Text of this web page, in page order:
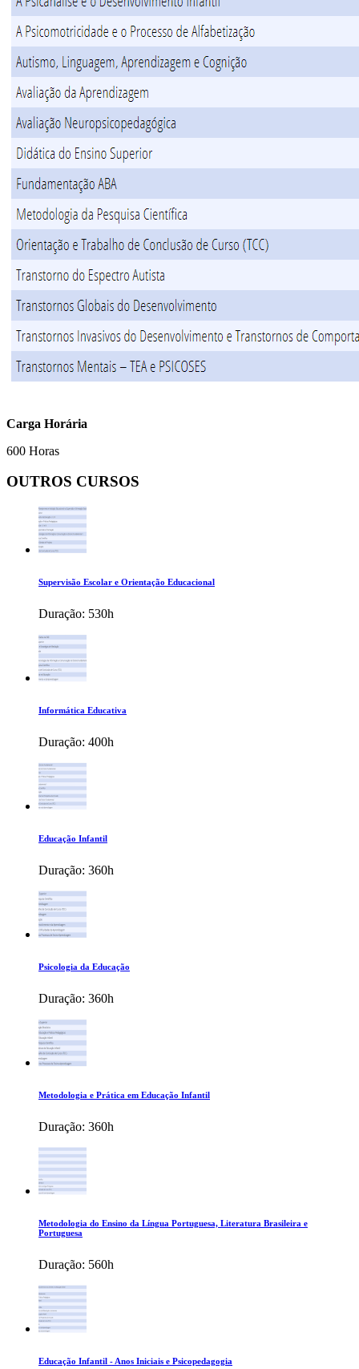
Carga Horária
600 Horas
OUTROS CURSOS
Supervisão Escolar e Orientação Educacional
Duração: 530h
Informática Educativa
Duração: 400h
Educação Infantil
Duração: 360h
Psicologia da Educação
Duração: 360h
Metodologia e Prática em Educação Infantil
Duração: 360h
Metodologia do Ensino da Língua Portuguesa, Literatura Brasileira e
Portuguesa
Duração: 560h
Educação Infantil - Anos Iniciais e Psicopedagogia